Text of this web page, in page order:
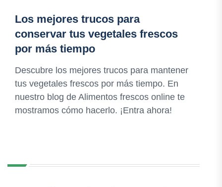
Los mejores trucos para
conservar tus vegetales frescos
por más tiempo
Descubre los mejores trucos para mantener
tus vegetales frescos por más tiempo. En
nuestro blog de Alimentos frescos online te
mostramos cómo hacerlo. ¡Entra ahora!